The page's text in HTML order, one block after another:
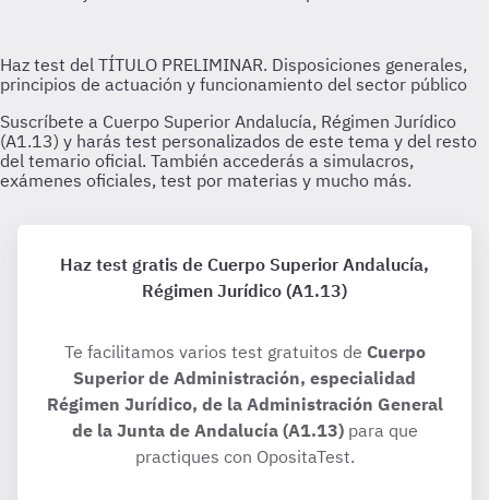
Haz test gratis de Cuerpo Superior Andalucía,
Régimen Jurídico (A1.13)
Te facilitamos varios test gratuitos de Cuerpo
Superior de Administración, especialidad
Régimen Jurídico, de la Administración General
de la Junta de Andalucía (A1.13)para que
practiques con OpositaTest.